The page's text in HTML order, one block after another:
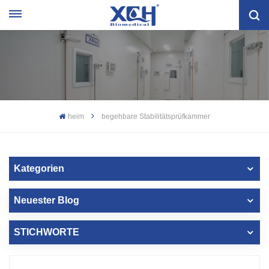
heim begehbare Stabilitätsprüfkammer
Kategorien
Neuester Blog
STICHWORTE